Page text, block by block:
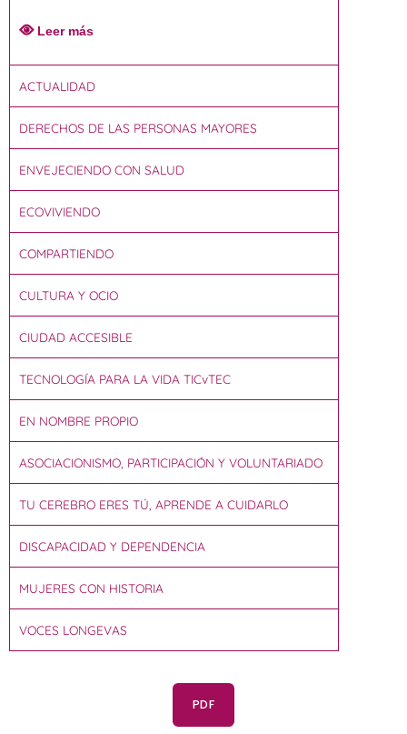
Leer más
ACTUALIDAD
DERECHOS DE LAS PERSONAS MAYORES
ENVEJECIENDO CON SALUD
ECOVIVIENDO
COMPARTIENDO
CULTURA Y OCIO
CIUDAD ACCESIBLE
TECNOLOGÍA PARA LA VIDA TICvTEC
EN NOMBRE PROPIO
ASOCIACIONISMO, PARTICIPACIÓN Y VOLUNTARIADO
TU CEREBRO ERES TÚ, APRENDE A CUIDARLO
DISCAPACIDAD Y DEPENDENCIA
MUJERES CON HISTORIA
VOCES LONGEVAS
PDF